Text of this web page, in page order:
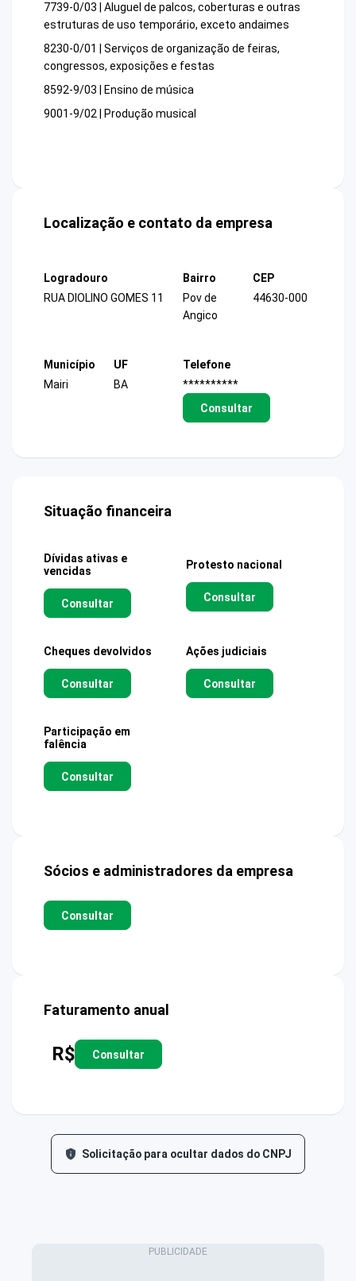
7739-0/03 | Aluguel de palcos, coberturas e outras
estruturas de uso temporário, exceto andaimes
8230-0/01 | Serviços de organização de feiras,
congressos, exposições e festas
8592-9/03 | Ensino de música
9001-9/02 | Produção musical
Localização e contato da empresa
Logradouro
RUA DIOLINO GOMES 11
Bairro
Pov de
Angico
CEP
44630-000
Município
Mairi
UF
BA
Telefone
**********
Consultar
Situação financeira
Dívidas ativas e
vencidas
Consultar
Protesto nacional
Consultar
Cheques devolvidos
Consultar
Ações judiciais
Consultar
Participação em
falência
Consultar
Sócios e administradores da empresa
Consultar
Faturamento anual
R$ Consultar
Solicitação para ocultar dados do CNPJ